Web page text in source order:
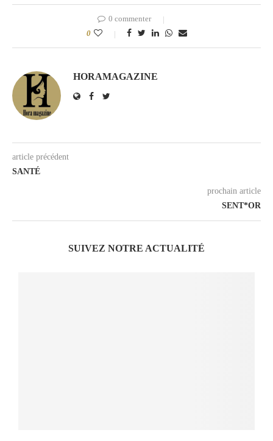
0 commenter
0
HORAMAGAZINE
article précédent
SANTÉ
prochain article
SENT*OR
SUIVEZ NOTRE ACTUALITÉ